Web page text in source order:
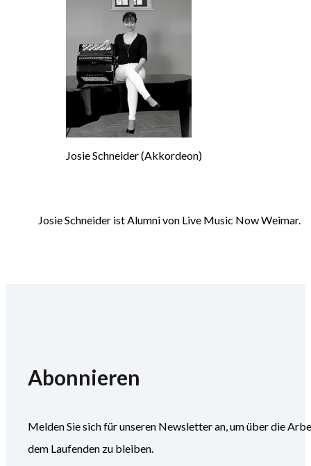
Josie Schneider (Akkordeon)
Josie Schneider ist Alumni von Live Music Now Weimar.
Abonnieren
Melden Sie sich für unseren Newsletter an, um über die
dem Laufenden zu bleiben.